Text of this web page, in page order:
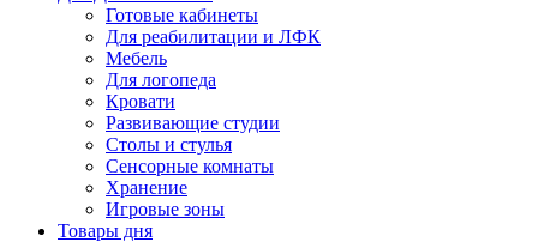
Готовые кабинеты
Для реабилитации и ЛФК
Мебель
Для логопеда
Кровати
Развивающие студии
Столы и стулья
Сенсорные комнаты
Хранение
Игровые зоны
Товары дня